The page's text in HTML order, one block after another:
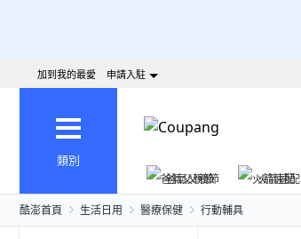
加到我的最愛 申請入駐
類別
爸氣父親節 火箭速配
酷澎首頁 生活日用 醫療保健 行動輔具